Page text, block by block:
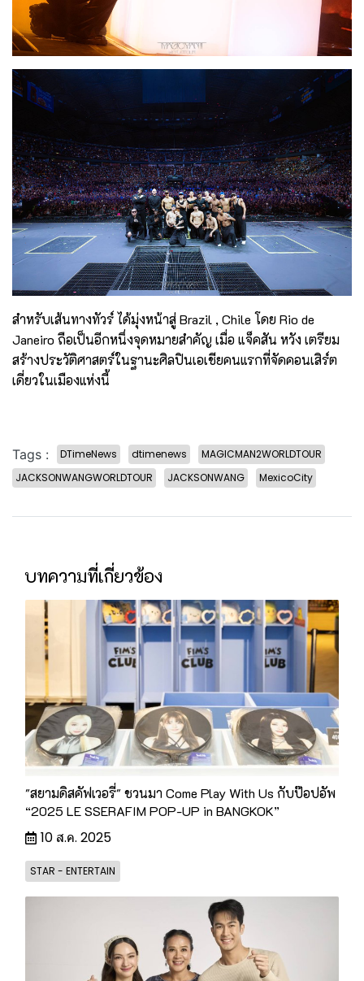
สำหรับเส้นทางทัวร์ ได้มุ่งหน้าสู่ Brazil , Chile โดย Rio de
Janeiro ถือเป็นอีกหนึ่งจุดหมายสำคัญ เมื่อ แจ็คสัน หวัง เตรียม
สร้างประวัติศาสตร์ในฐานะศิลปินเอเชียคนแรกที่จัดคอนเสิร์ต
เดี่ยวในเมืองแห่งนี้
Tags : DTimeNews dtimenews
MAGICMAN2WORLDTOUR
JACKSONWANGWORLDTOUR
JACKSONWANG MexicoCity
บทความที่เกี่ยวข้อง
"สยามดิสคัฟเวอรี่" ชวนมา Come Play With Us กับป๊อปอัพ
“2025 LE SSERAFIM POP-UP in BANGKOK”
10 ส.ค. 2025
STAR - ENTERTAIN